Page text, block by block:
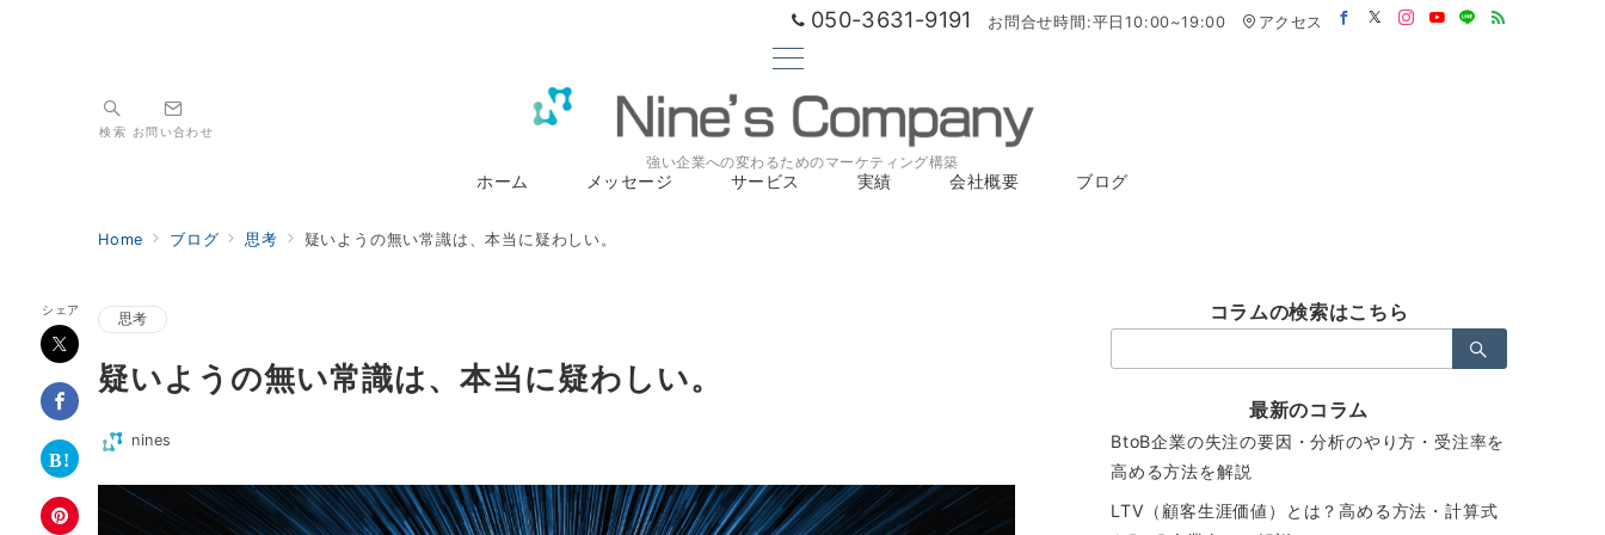
050-3631-9191 お問合せ時間:平日10:00~19:00 アクセス
強い企業への変わるためのマーケティング構築
検索 お問い合わせ
ホーム メッセージ サービス 実績 会社概要 ブログ
Home ブログ 思考 疑いようの無い常識は、本当に疑わしい。
シェア
思考
疑いようの無い常識は、本当に疑わしい。
nines
コラムの検索はこちら
索：
最新のコラム
BtoB企業の失注の要因・分析のやり方・受注率を
高める方法を解説
LTV（顧客生涯価値）とは？高める方法・計算式